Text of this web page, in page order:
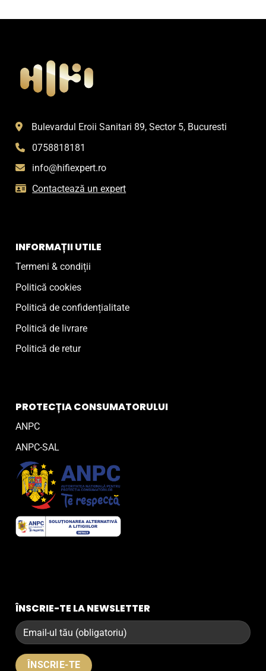
Bulevardul Eroii Sanitari 89, Sector 5, Bucuresti
0758818181
info@hifiexpert.ro
Contactează un expert
INFORMAȚII UTILE
Termeni & condiții
Politică cookies
Politică de confidențialitate
Politică de livrare
Politică de retur
PROTECȚIA CONSUMATORULUI
ANPC
ANPC-SAL
ÎNSCRIE-TE LA NEWSLETTER